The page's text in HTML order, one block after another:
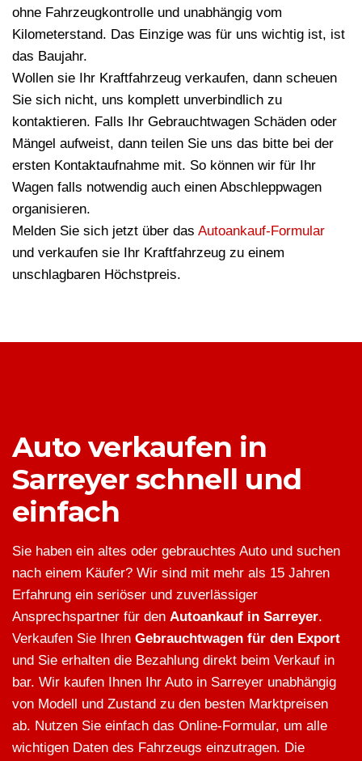
ohne Fahrzeugkontrolle und unabhängig vom
Kilometerstand. Das Einzige was für uns wichtig ist, ist
das Baujahr.
Wollen sie Ihr Kraftfahrzeug verkaufen, dann scheuen
Sie sich nicht, uns komplett unverbindlich zu
kontaktieren. Falls Ihr Gebrauchtwagen Schäden oder
Mängel aufweist, dann teilen Sie uns das bitte bei der
ersten Kontaktaufnahme mit. So können wir für Ihr
Wagen falls notwendig auch einen Abschleppwagen
organisieren.
Melden Sie sich jetzt über das Autoankauf-Formular
und verkaufen sie Ihr Kraftfahrzeug zu einem
unschlagbaren Höchstpreis.
Auto verkaufen in
Sarreyer schnell und
einfach
Sie haben ein altes oder gebrauchtes Auto und suchen
nach einem Käufer? Wir sind mit mehr als 15 Jahren
Erfahrung ein seriöser und zuverlässiger
Ansprechspartner für den Autoankauf in Sarreyer.
Verkaufen Sie Ihren Gebrauchtwagen für den Export
und Sie erhalten die Bezahlung direkt beim Verkauf in
bar. Wir kaufen Ihnen Ihr Auto in Sarreyer unabhängig
von Modell und Zustand zu den besten Marktpreisen
ab. Nutzen Sie einfach das Online-Formular, um alle
wichtigen Daten des Fahrzeugs einzutragen. Die